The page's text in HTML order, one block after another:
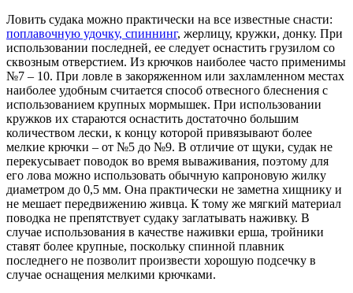
Ловить судака можно практически на все известные снасти:
поплавочную удочку, спиннинг, жерлицу, кружки, донку. При
использовании последней, ее следует оснастить грузилом со
сквозным отверстием. Из крючков наиболее часто применимы
№7 – 10. При ловле в закоряженном или захламленном местах
наиболее удобным считается способ отвесного блеснения с
использованием крупных мормышек. При использовании
кружков их стараются оснастить достаточно большим
количеством лески, к концу которой привязывают более
мелкие крючки – от №5 до №9. В отличие от щуки, судак не
перекусывает поводок во время вываживания, поэтому для
его лова можно использовать обычную капроновую жилку
диаметром до 0,5 мм. Она практически не заметна хищнику и
не мешает передвижению живца. К тому же мягкий материал
поводка не препятствует судаку заглатывать наживку. В
случае использования в качестве наживки ерша, тройники
ставят более крупные, поскольку спинной плавник
последнего не позволит произвести хорошую подсечку в
случае оснащения мелкими крючками.